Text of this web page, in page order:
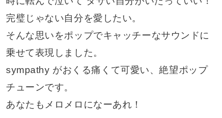
完璧じゃない自分を愛したい。
そんな思いをポップでキャッチーなサウンドに
乗せて表現しました。
sympathy がおくる痛くて可愛い、絶望ポップ
チューンです。
あなたもメロメロになーあれ！